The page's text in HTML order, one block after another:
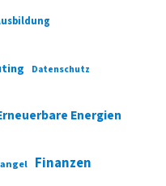
Datenschutz
Energien
Finanzen